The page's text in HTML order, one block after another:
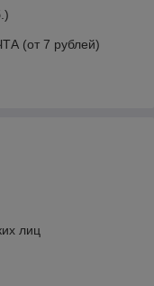
(от 7 рублей)
лиц